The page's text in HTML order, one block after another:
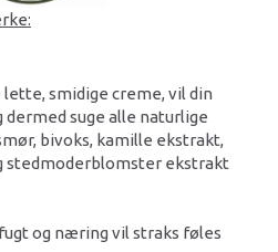
lette, smidige creme, vil din
dermed suge alle naturlige
bivoks, kamille ekstrakt,
stedmoderblomster ekstrakt
og næring vil straks føles